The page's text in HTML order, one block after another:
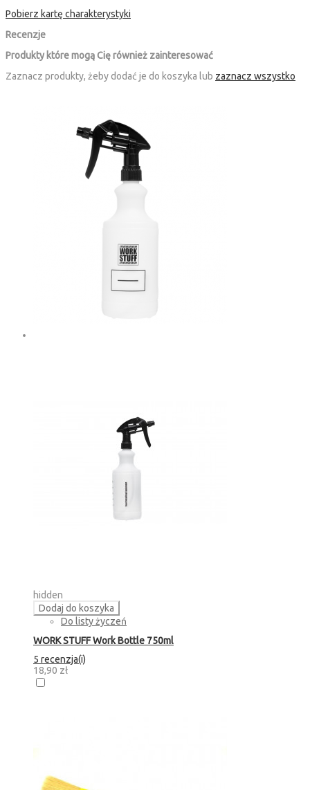
Pobierz kartę charakterystyki
Recenzje
Produkty które mogą Cię również zainteresować
Zaznacz produkty, żeby dodać je do koszyka lub zaznacz wszystko
hidden
Dodaj do koszyka
Do listy życzeń
WORK STUFF Work Bottle 750ml
5 recenzja(i)
18,90 zł